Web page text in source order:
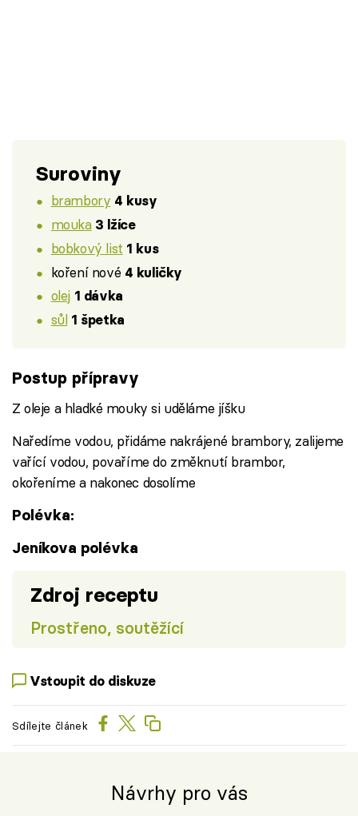
Suroviny
brambory 4 kusy
mouka 3 lžíce
bobkový list 1 kus
koření nové 4 kuličky
olej 1 dávka
sůl 1 špetka
Postup přípravy
Z oleje a hladké mouky si uděláme jíšku
Naředíme vodou, přidáme nakrájené brambory, zalijeme
vařící vodou, povaříme do změknutí brambor,
okořeníme a nakonec dosolíme
Polévka:
Jeníkova polévka
Zdroj receptu
Prostřeno, soutěžící
Vstoupit do diskuze
Sdílejte článek
Návrhy pro vás